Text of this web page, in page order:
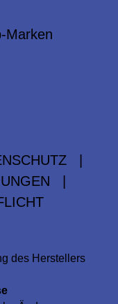
Marken
des Herstellers